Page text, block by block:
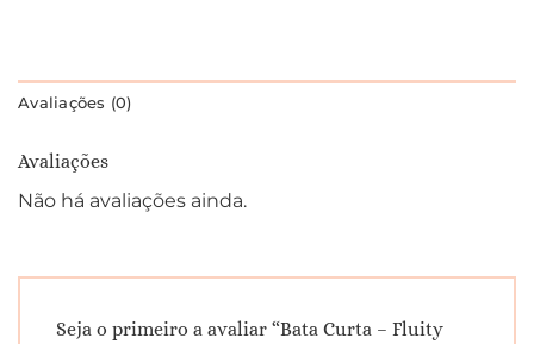
Avaliações (0)
Avaliações
Não há avaliações ainda.
Seja o primeiro a avaliar “Bata Curta – Fluity